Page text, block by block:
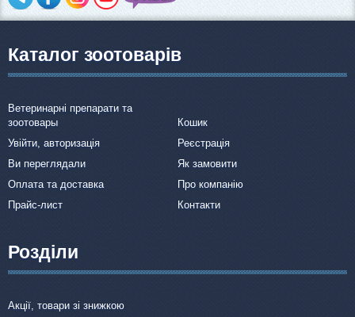
Каталог зоотоварів
Ветеринарні препарати та
зоотовары
Кошик
Увійти, авторизація
Реєстрація
Ви переглядали
Як замовити
Оплата та доставка
Про компанію
Прайс-лист
Контакти
Розділи
Акції, товари зі знижкою